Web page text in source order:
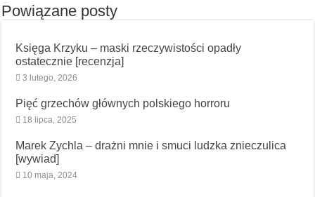
Powiązane posty
Księga Krzyku – maski rzeczywistości opadły
ostatecznie [recenzja]
3 lutego, 2026
Pięć grzechów głównych polskiego horroru
18 lipca, 2025
Marek Zychla – drażni mnie i smuci ludzka znieczulica
[wywiad]
10 maja, 2024